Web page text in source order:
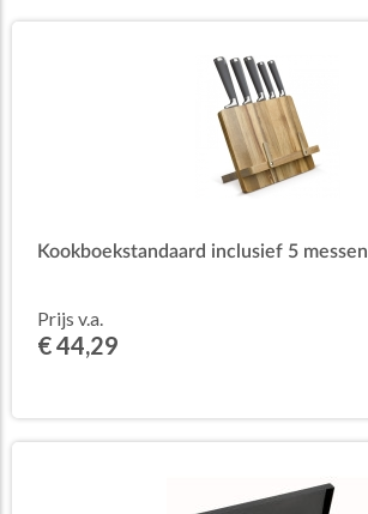
Kookboekstandaard inclusief 5 messen
Prijs v.a.
€ 44,29